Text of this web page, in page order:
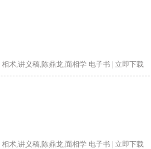
相术 讲义稿 陈鼎龙 面相学 电子书 | 立即下载
相术 讲义稿 陈鼎龙 面相学 电子书 | 立即下载